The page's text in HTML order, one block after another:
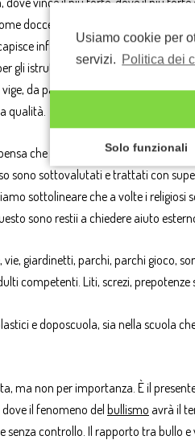
Usiamo cookie per
servizi.
Politica dei
Solo funzionali
docce e altri luoghi non controllati
infatti perché mentre per la
gli istruttori sportivi. Inoltre mentre
vige, da parte degli istruttori, un
qualità.
che questi luoghi siano esenti
sono sottovalutati e trattati con
sottolineare che a volte i religiosi
sono restii a chiedere aiuto
giardinetti, parchi, parchi gioco,
competenti. Liti, screzi,
e doposcuola, sia nella scuola
ma non per importanza. È il
il fenomeno del bullismo avrà il
controllo. Il rapporto tra bullo